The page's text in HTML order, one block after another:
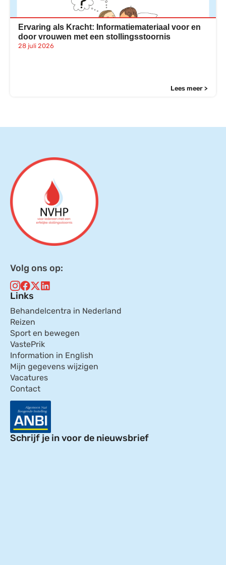
Ervaring als Kracht: Informatiemateriaal voor en
door vrouwen met een stollingsstoornis
28 juli 2026
Lees meer >
Volg ons op:
Links
Behandelcentra in Nederland
Reizen
Sport en bewegen
VastePrik
Information in English
Mijn gegevens wijzigen
Vacatures
Contact
Schrijf je in voor de nieuwsbrief